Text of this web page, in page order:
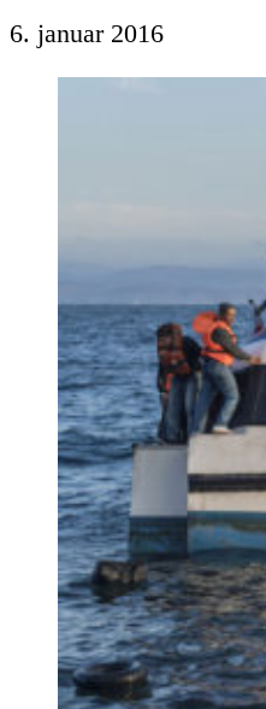
6. januar 2016